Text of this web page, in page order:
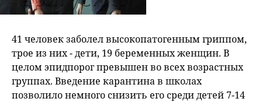
41 человек заболел высокопатогенным гриппом,
трое из них - дети, 19 беременных женщин. В
целом эпидпорог превышен во всех возрастных
группах. Введение карантина в школах
позволило немного снизить его среди детей 7-14